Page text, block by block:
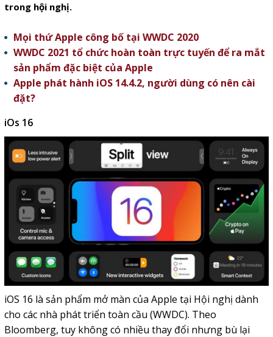
trong hội nghị.
Mọi thứ Apple công bố tại WWDC 2020
WWDC 2021 tổ chức hoàn toàn trực tuyến để ra mắt
sản phẩm đặc biệt của Apple
Apple phát hành iOS 14.4.2, người dùng có nên cài
đặt?
iOs 16
iOS 16 là sản phẩm mở màn của Apple tại Hội nghị dành
cho các nhà phát triển toàn cầu (WWDC). Theo
Bloomberg, tuy không có nhiều thay đổi nhưng bù lại